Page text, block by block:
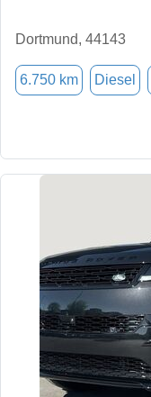
Dortmund, 44143
6.750 km Diesel